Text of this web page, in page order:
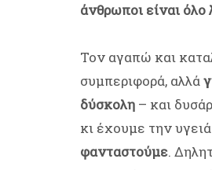
άνθρωποι είναι όλο
Τον αγαπώ και
συμπεριφορά, αλλά
δύσκολη – και
κι έχουμε την
φανταστούμε.